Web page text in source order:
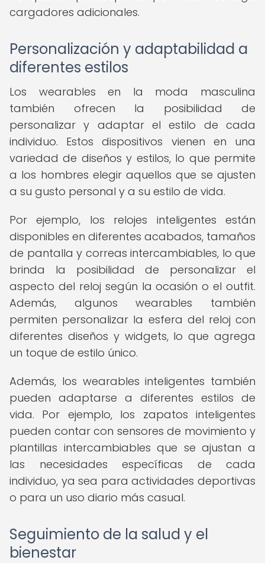
cargadores adicionales.
Personalización y adaptabilidad a
diferentes estilos
Los wearables en la moda masculina
también ofrecen la posibilidad de
personalizar y adaptar el estilo de cada
individuo. Estos dispositivos vienen en una
variedad de diseños y estilos, lo que permite
a los hombres elegir aquellos que se ajusten
a su gusto personal y a su estilo de vida.
Por ejemplo, los relojes inteligentes están
disponibles en diferentes acabados, tamaños
de pantalla y correas intercambiables, lo que
brinda la posibilidad de personalizar el
aspecto del reloj según la ocasión o el outfit.
Además, algunos wearables también
permiten personalizar la esfera del reloj con
diferentes diseños y widgets, lo que agrega
un toque de estilo único.
Además, los wearables inteligentes también
pueden adaptarse a diferentes estilos de
vida. Por ejemplo, los zapatos inteligentes
pueden contar con sensores de movimiento y
plantillas intercambiables que se ajustan a
las necesidades específicas de cada
individuo, ya sea para actividades deportivas
o para un uso diario más casual.
Seguimiento de la salud y el
bienestar